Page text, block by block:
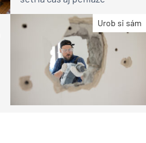
Urob si sám